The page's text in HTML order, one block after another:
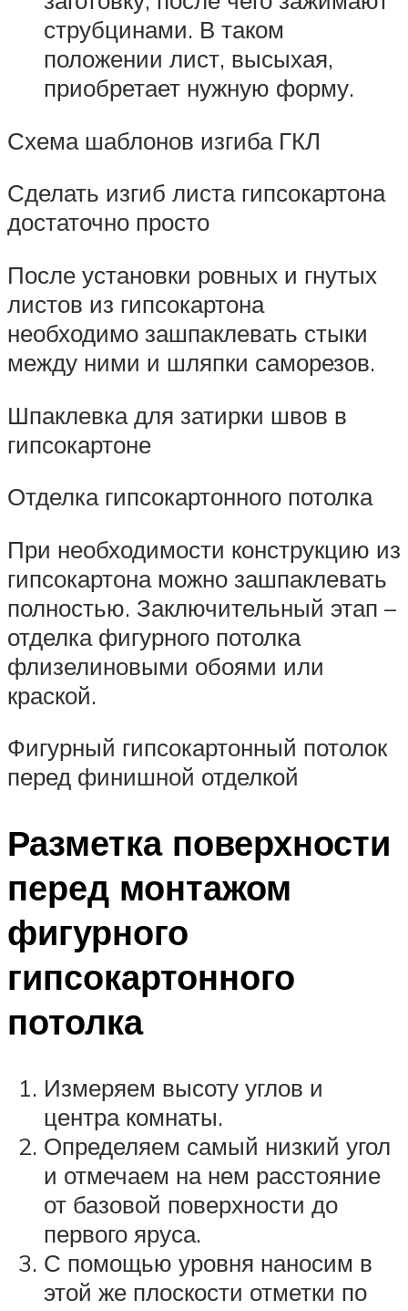
струбцинами. В таком
положении лист, высыхая,
приобретает нужную форму.
Схема шаблонов изгиба ГКЛ
Сделать изгиб листа гипсокартона
достаточно просто
После установки ровных и гнутых
листов из гипсокартона
необходимо зашпаклевать стыки
между ними и шляпки саморезов.
Шпаклевка для затирки швов в
гипсокартоне
Отделка гипсокартонного потолка
При необходимости конструкцию из
гипсокартона можно зашпаклевать
полностью. Заключительный этап –
отделка фигурного потолка
флизелиновыми обоями или
краской.
Фигурный гипсокартонный потолок
перед финишной отделкой
Разметка поверхности
перед монтажом
фигурного
гипсокартонного
потолка
Измеряем высоту углов и
центра комнаты.
Определяем самый низкий угол
и отмечаем на нем расстояние
от базовой поверхности до
первого яруса.
С помощью уровня наносим в
этой же плоскости отметки по